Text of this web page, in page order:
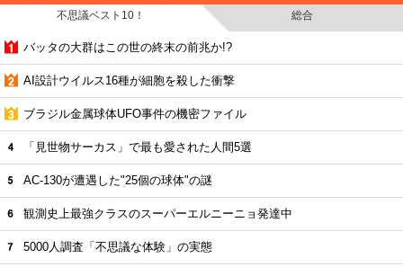
不思議ベスト10！ 総合
バッタの大群はこの世の終末の前兆か!?
AI設計ウイルス16種が細胞を殺した衝撃
ブラジル金属球体UFO事件の機密ファイル
「見世物サーカス」で最も愛された人間5選
AC-130が遭遇した"25個の球体"の謎
観測史上最強クラスのスーパーエルニーニョ発達中
5000人調査「不思議な体験」の実態